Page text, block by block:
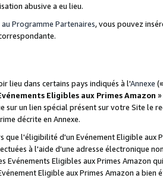
abusive a eu lieu.
Programme Partenaires, vous pouvez
lieu dans certains pays indiqués à l'Annexe («
Eligibles aux Primes Amazon
sur un lien spécial présent sur votre Site le
décrite en Annexe.
que l'éligibilité d'un Evénement Eligible
à l'aide d'une adresse électronique
Eligibles aux Primes Amazon
Eligible aux Primes Amazon a